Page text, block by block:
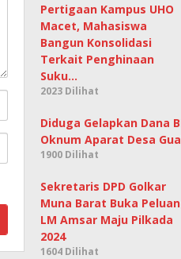
Pertigaan Kampus UHO
Macet, Mahasiswa
Bangun Konsolidasi
Terkait Penghinaan
Suku…
2023 Dilihat
Diduga Gelapkan Dana
Oknum Aparat Desa
1900 Dilihat
Sekretaris DPD Golkar
Muna Barat Buka
LM Amsar Maju Pilkada
2024
1604 Dilihat